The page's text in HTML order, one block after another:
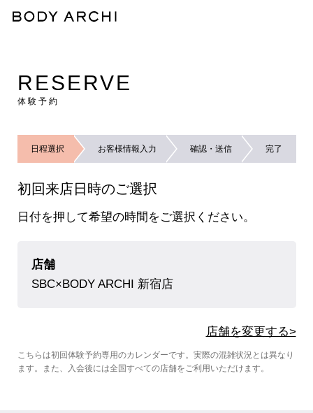
RESERVE
体験予約
日程選択 お客様情報入力 確認・送信 完了
初回来店日時のご選択
日付を押して希望の時間をご選択ください。
店舗
SBC×BODY ARCHI 新宿店
店舗を変更する>
こちらは初回体験予約専用のカレンダーです。実際の混雑状況とは異なり
ます。また、入会後には全国すべての店舗をご利用いただけます。